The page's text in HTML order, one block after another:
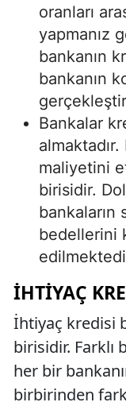
oranları
yapmanız
bankanın
bankanın
Bankalar
maliyetini
birisidir.
bankaların
bedellerini
İHTIYAÇ
İhtiyaç kredisi
birisidir. Farklı
her bir
birbirinden